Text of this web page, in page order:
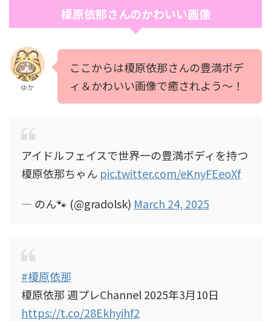
榎原依那さんのかわいい画像
ゆか
ここからは榎原依那さんの豊満ボデ
ィ＆かわいい画像で癒されよう～！
アイドルフェイスで世界一の豊満ボディを持つ
榎原依那ちゃん pic.twitter.com/eKnyFEeoXf
— のん🐾 (@gradolsk) March 24, 2025
#榎原依那
榎原依那 週プレChannel 2025年3月10日
https://t.co/28Ekhyihf2